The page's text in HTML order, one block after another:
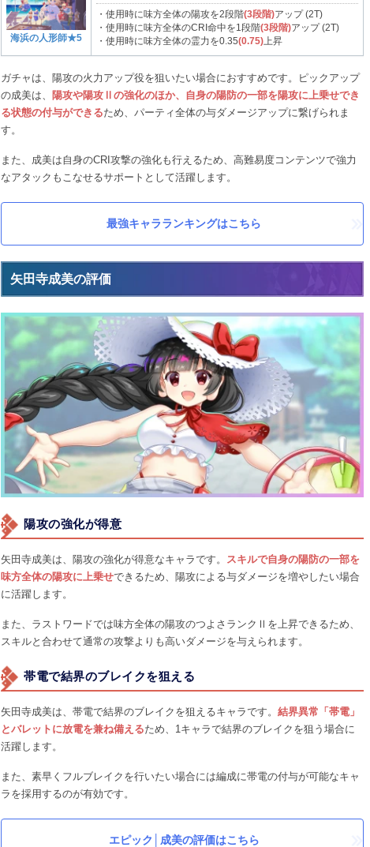
海浜の人形師★5
・使用時に味方全体の陽攻を2段階(3段階)アップ (2T)
・使用時に味方全体のCRI命中を1段階(3段階)アップ (2T)
・使用時に味方全体の霊力を0.35(0.75) 上昇
ガチャは、陽攻の火力アップ役を狙いたい場合におすすめです。ピックアップ
の成美は、
陽攻や陽攻Ⅱの強化のほか、自身の陽防の一部を陽攻に上乗せでき
る状態の付与ができるため、パーティ全体の与ダメージアップに繋げられま
す。
また、成美は自身のCRI攻撃の強化も行えるため、高難易度コンテンツで強力
なアタックもこなせるサポートとして活躍します。
最強キャラランキングはこちら
矢田寺成美の評価
陽攻の強化が得意
矢田寺成美は、陽攻の強化が得意なキャラです。 スキルで自身の陽防の一部を
味方全体の陽攻に上乗せできるため、陽攻による与ダメージを増やしたい場合
に活躍します。
また、ラストワードでは味方全体の陽攻のつよさランクⅡを上昇できるため、
スキルと合わせて通常の攻撃よりも高いダメージを与えられます。
帯電で結界のブレイクを狙える
矢田寺成美は、帯電で結界のブレイクを狙えるキャラです。 結界異常「帯電」
とバレットに放電を兼ね備えるため、1キャラで結界のブレイクを狙う場合に
活躍します。
また、素早くフルブレイクを行いたい場合には編成に帯電の付与が可能なキャ
ラを採用するのが有効です。
エピック│成美の評価はこちら